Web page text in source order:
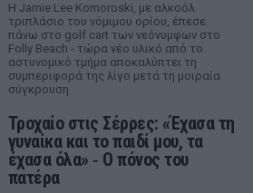
Η Jamie Lee Komoroski, με αλκοόλ
τριπλάσιο του νόμιμου ορίου, έπεσε
πάνω στο golf cart των νεόνυμφων στο
Folly Beach - τώρα νέο υλικό από το
αστυνομικό τμήμα αποκαλύπτει τη
συμπεριφορά της λίγο μετά τη μοιραία
σύγκρουση
Τροχαίο στις Σέρρες: «Έχασα τη
γυναίκα και το παιδί μου, τα
έχασα όλα» ‑ Ο πόνος του
πατέρα